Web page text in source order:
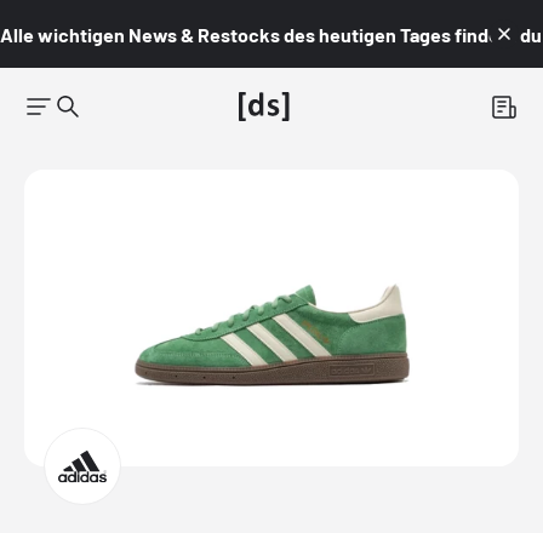
Alle wichtigen News & Restocks des heutigen Tages findest du